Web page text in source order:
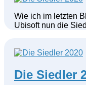
Wie ich im letzten
Ubisoft nun die
Die Siedler